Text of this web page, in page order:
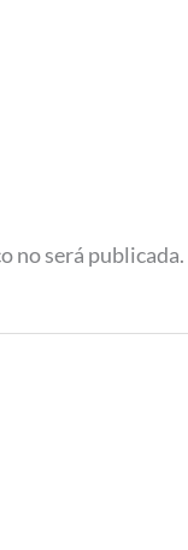
no será publicada.